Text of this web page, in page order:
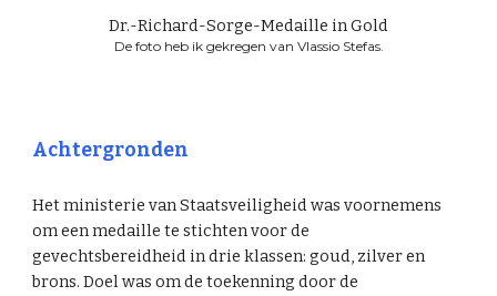
Dr.-Richard-Sorge-Medaille in Gold
De foto heb ik gekregen van Vlassio Stefas.
Achtergronden
Het ministerie van Staatsveiligheid was voornemens
om een medaille te stichten voor de
gevechtsbereidheid in drie klassen: goud, zilver en
brons. Doel was om de toekenning door de